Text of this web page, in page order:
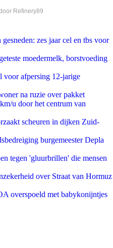
Refinery89
zes jaar cel en tbs voor
moedermelk, borstvoeding
voor afpersing 12-jarige
na ruzie over pakket
u door het centrum van
scheuren in dijken Zuid-
burgemeester Depla
tegen 'gluurbrillen' die mensen
over Straat van Hormuz
overspoeld met babykonijntjes